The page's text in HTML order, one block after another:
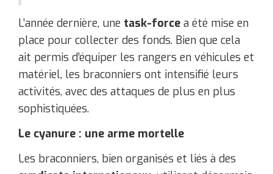
L’année dernière, une task-force a été mise en
place pour collecter des fonds. Bien que cela
ait permis d’équiper les rangers en véhicules et
matériel, les braconniers ont intensifié leurs
activités, avec des attaques de plus en plus
sophistiquées.
Le cyanure : une arme mortelle
Les braconniers, bien organisés et liés à des